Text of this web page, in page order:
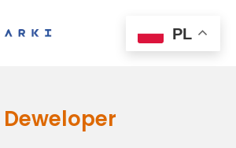
Deweloper
PL